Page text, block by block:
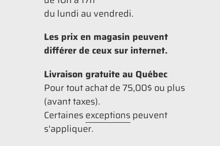
du lundi au vendredi.
Les prix en magasin peuvent
différer de ceux sur internet.
Livraison gratuite au Québec
Pour tout achat de 75,00$ ou plus
(avant taxes).
Certaines exceptions peuvent
s'appliquer.